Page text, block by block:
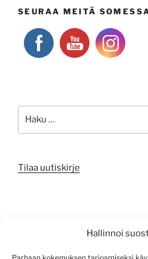
Hallinnoi
SEURAA MEITÄ
Tilaa uutiskirje